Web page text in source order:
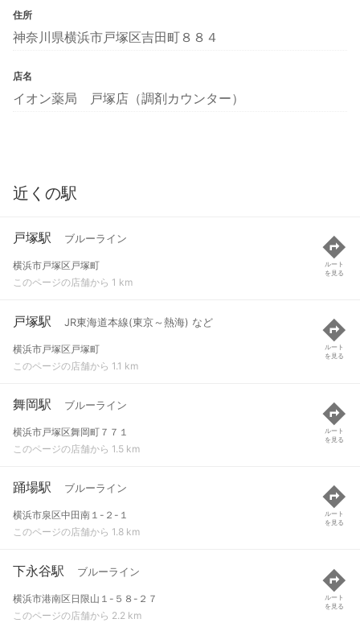
住所
神奈川県横浜市戸塚区吉田町８８４
店名
イオン薬局 戸塚店（調剤カウンター）
近くの駅
戸塚駅 ブルーライン
横浜市戸塚区戸塚町
このページの店舗から 1 km
ルート
を見る
戸塚駅 JR東海道本線(東京～熱海) など
横浜市戸塚区戸塚町
このページの店舗から 1.1 km
ルート
を見る
舞岡駅 ブルーライン
横浜市戸塚区舞岡町７７１
このページの店舗から 1.5 km
ルート
を見る
踊場駅 ブルーライン
横浜市泉区中田南１-２-１
このページの店舗から 1.8 km
ルート
を見る
下永谷駅 ブルーライン
横浜市港南区日限山１-５８-２７
このページの店舗から 2.2 km
ルート
を見る